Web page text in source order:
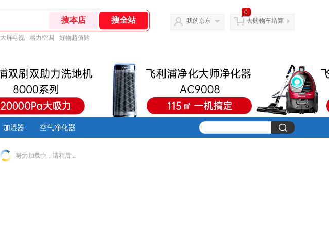
大屏电视 格力空调 好物超值购
我的京东
0
去购物车结算
加湿器 空气净化器
努力加载中，请稍后...